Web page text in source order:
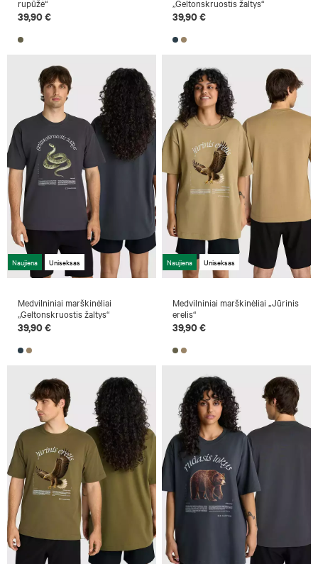
rupūžė“
39,90 €
„Geltonskruostis žaltys“
39,90 €
Naujiena Uniseksas
Medvilniniai marškinėliai
„Geltonskruostis žaltys“
39,90 €
Naujiena Uniseksas
Medvilniniai marškinėliai „Jūrinis
erelis“
39,90 €